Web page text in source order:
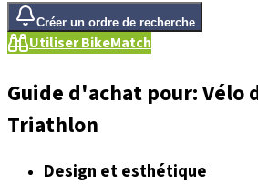
Créer un ordre de recherche
Utiliser BikeMatch
Guide d'achat pour: Vélo
Triathlon
Design et esthétique